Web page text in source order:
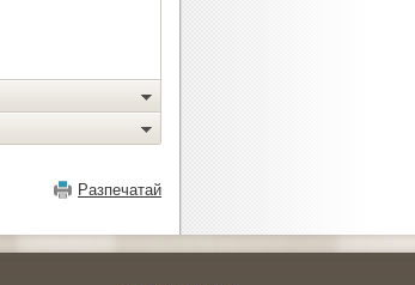
Разпечатай